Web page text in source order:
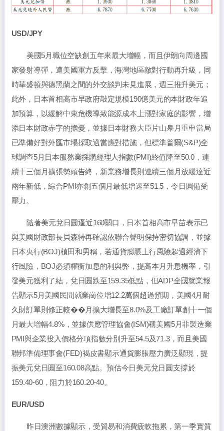
USD/JPY
美國5月職位空缺創五年來最大增幅，而且伊朗向周邊國
家發射導彈，遭美國軍方反擊，海灣地區敵對行動再升級，同
時華盛頓與德黑蘭之間的外交談判未見進展，週三推升美元；
此外，日本首相高市早政府敲定規模190億美元的本財政年追
加預算，以緩解中東危機導致能源成本上漲對家庭的影響，增
添日本財政赤字的擔憂，並據日本財務大臣片山皋月重申當局
已準備好對外匯市場採取適當應對措施，但標準普爾(S&P)全
球調查5月日本服務業採購經理人指數(PMI)終值降至50.0，連
續十三個月擴張勢頭告終，新業務增長則連續三個月放緩達近
兩年新低，綜合PMI亦創五個月最低增速至51.5，令日圓備受
壓力。
隨著美元兌日圓逼近160關口，日本首相高市早苗表示已
與美國財政部長貝森特再確認依聯合聲明保持密切協調，並據
日本央行(BOJ)植田和男稱，若通貨膨脹上行風險超過經濟下
行風險，BOJ必須權衡加息的利與弊，提高本月升息機率，引
發美元獲利了結，兌日圓跌至159.35低點，但ADP全國就業報
告顯示5月美國民間就業崗位增12.2萬個超過預期，美國4月耐
久財訂單則修正較��月擴大增長至8.0%及工廠訂單創十一個
月最大增幅4.8%，並據供應管理協會(ISM)稱美國5月非製造業
PMI與企業投入價格分項指數分別升至54.5及71.3，而且美國
聯邦準備理事會(FED)褐皮書顯示通貨膨脹壓力廣泛顯現，提
振美元兌日圓至160.08高點。預估今日美元兌日圓支撐於
159.40-60，阻力於160.20-40。
EUR/USD
昨日澳洲數據顯示，受貿易和消費疲軟拖累，第一季實質